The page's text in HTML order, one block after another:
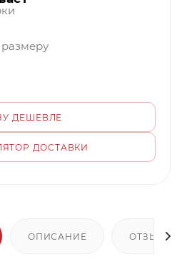
ДЕШЕВЛЕ
ДОСТАВКИ
ОПИСАНИЕ ОТЗЫВЫ